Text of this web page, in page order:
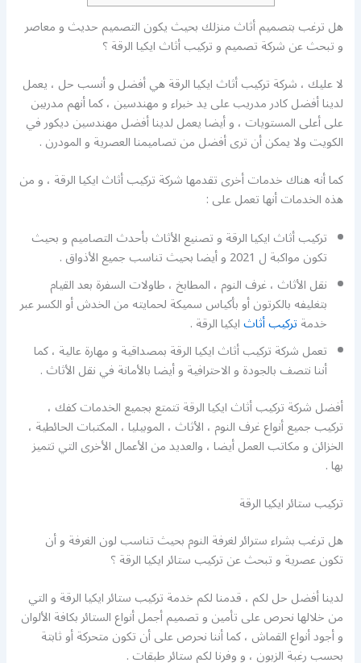
هل ترغب بتصميم أثاث منزلك بحيث يكون التصميم حديث و معاصر
و تبحث عن شركة تصميم و تركيب أثاث ايكيا الرقة ؟
لا عليك ، شركة تركيب أثاث ايكيا الرقة هي أفضل و أنسب حل ، يعمل
لدينا أفضل كادر مدريب على يد خبراء و مهندسين ، كما أنهم مدربين
على أعلى المستويات ، و أيضا يعمل لدينا أفضل مهندسين ديكور في
الكويت ولا يمكن أن ترى أفضل من تصاميمنا العصرية و المودرن .
كما أنه هناك خدمات أخرى تقدمها شركة تركيب أثاث ايكيا الرقة ، و من
هذه الخدمات أنها تعمل على :
تركيب أثاث ايكيا الرقة و تصنيع الأثاث بأحدث التصاميم و بحيث
تكون مواكبة ل 2021 و أيضا بحيث تناسب جميع الأذواق .
نقل الأثاث ، غرف النوم ، المطابخ ، طاولات السفرة بعد القيام
بتغليفه بالكرتون أو بأكياس سميكة لحمايته من الخدش أو الكسر عبر
خدمةتركيب أثاثايكيا الرقة .
تعمل شركة تركيب أثاث ايكيا الرقة بمصداقية و مهارة عالية ، كما
أننا نتصف بالجودة و الاحترافية و أيضا بالأمانة في نقل الأثاث .
أفضل شركة تركيب أثاث ايكيا الرقة تتمتع بجميع الخدمات كفك ،
تركيب جميع أنواع غرف النوم ، الأثاث ، الموبيليا ، المكتبات الحائطية ،
الخزائن و مكاتب العمل أيضا ، والعديد من الأعمال الأخرى التي تتميز
بها .
تركيب ستائر ايكيا الرقة
هل ترغب بشراء سترائر لغرفة النوم بحيث تناسب لون الغرفة و أن
تكون عصرية و تبحث عن تركيب ستائر ايكيا الرقة ؟
لدينا أفضل حل لكم ، قدمنا لكم خدمة تركيب ستائر ايكيا الرقة و التي
من خلالها نحرص على تأمين و تصميم أجمل أنواع الستائر بكافة الألوان
و أجود أنواع القماش ، كما أننا نحرص على أن تكون متحركة أو ثابتة
بحسب رغبة الزبون ، و وفرنا لكم ستائر طبقات .